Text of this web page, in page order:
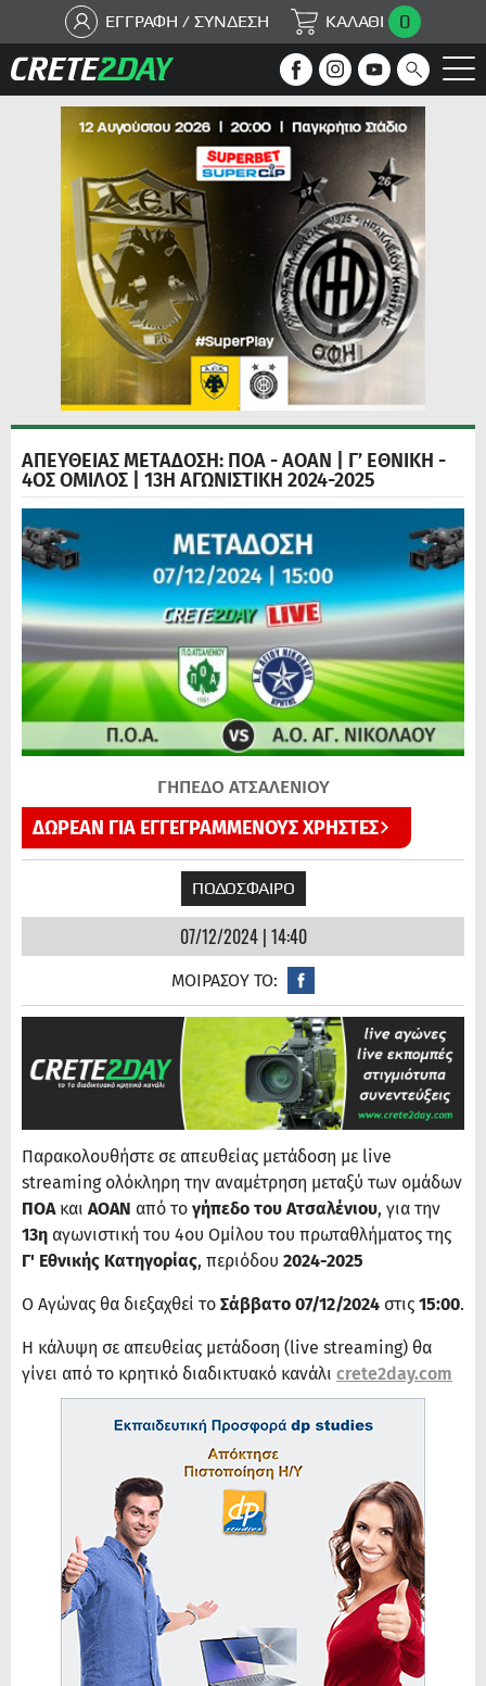
ΕΓΓΡΑΦΗ / ΣΥΝΔΕΣΗ ΚΑΛΑΘΙ 0
ΑΠΕΥΘΕΙΑΣ ΜΕΤΑΔΟΣΗ: ΠΟΑ - ΑΟΑΝ | Γ’ ΕΘΝΙΚΗ -
4ΟΣ ΟΜΙΛΟΣ | 13Η ΑΓΩΝΙΣΤΙΚΗ 2024-2025
ΓΗΠΕΔΟ ΑΤΣΑΛΕΝΙΟΥ
ΔΩΡΕΑΝ ΓΙΑ ΕΓΓΕΓΡΑΜΜΕΝΟΥΣ ΧΡΗΣΤΕΣ
ΠΟΔΟΣΦΑΙΡΟ
07/12/2024 | 14:40
ΜΟΙΡΑΣΟΥ ΤΟ:
Παρακολουθήστε σε απευθείας μετάδοση με live
streaming ολόκληρη την αναμέτρηση μεταξύ των ομάδων
ΠΟΑκαι ΑΟΑΝ​ από το γήπεδο του Ατσαλένιου, για την
13η αγωνιστική του 4ου Ομίλου του πρωταθλήματος της
Γ' Εθνικής Κατηγορίας, περιόδου 2024-2025
Ο Αγώνας θα διεξαχθεί το Σάββατο 07/12/2024 στις 15:00.
Η κάλυψη σε απευθείας μετάδοση (live streaming) θα
γίνει από το κρητικό διαδικτυακό κανάλι crete2day.com